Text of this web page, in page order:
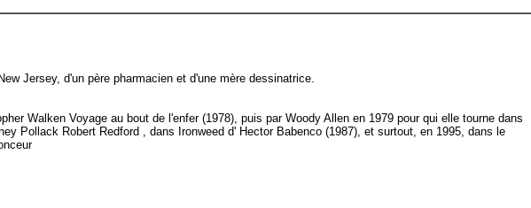
Jersey, d'un père pharmacien et d'une mère dessinatrice.
Walken Voyage au bout de l'enfer (1978), puis par Woody Allen en 1979 pour qui elle tourne dans
Pollack Robert Redford , dans Ironweed d' Hector Babenco (1987), et surtout, en 1995, dans le